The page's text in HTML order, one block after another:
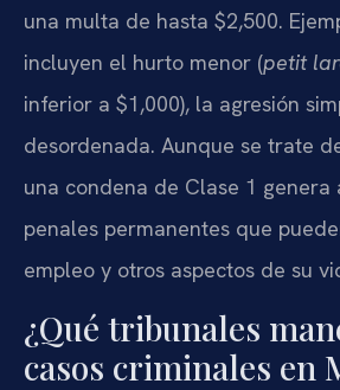
una multa de hasta $2,500.
incluyen el hurto menor (petit
inferior a $1,000), la agresión
desordenada. Aunque se trate
una condena de Clase 1 genera
penales permanentes que
empleo y otros aspectos de su
¿Qué tribunales
casos criminales en